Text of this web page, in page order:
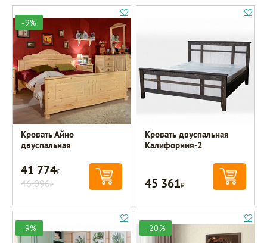
-9%
Кровать Айно
двуспальная
41 774Р
46 096Р
Кровать двуспальная
Калифорния-2
45 361Р
-9% -20%